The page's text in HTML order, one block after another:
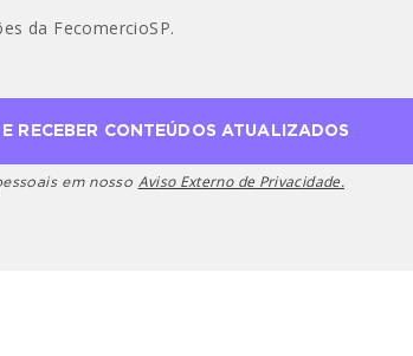
da FecomercioSP.
em nosso Aviso Externo de Privacidade.